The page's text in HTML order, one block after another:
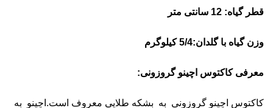
قطر گیاه: 12 سانتی متر
وزن گیاه با گلدان:5/4 کیلوگرم
معرفی کاکتوس اچینو گروزونی:
کاکتوس اچینو گروزونی به بشکه طلایی معروف است.اچینو به